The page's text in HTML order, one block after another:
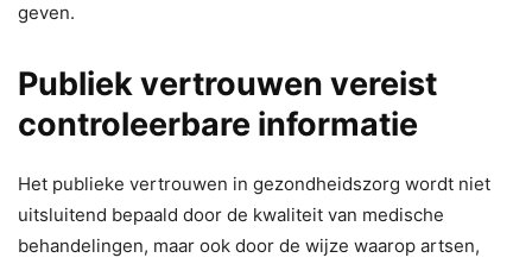
geven.
Publiek vertrouwen vereist
controleerbare informatie
Het publieke vertrouwen in gezondheidszorg wordt niet
uitsluitend bepaald door de kwaliteit van medische
behandelingen, maar ook door de wijze waarop artsen,